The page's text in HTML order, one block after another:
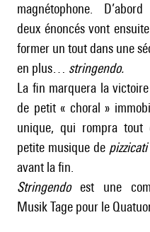
magnétophone.
deux énoncés vont
former un tout dans une
en plus… stringendo.
La fin marquera la
de petit « choral »
unique, qui rompra tout
petite musique de pizzicati
avant la fin.
Stringendo est une
Musik Tage pour le